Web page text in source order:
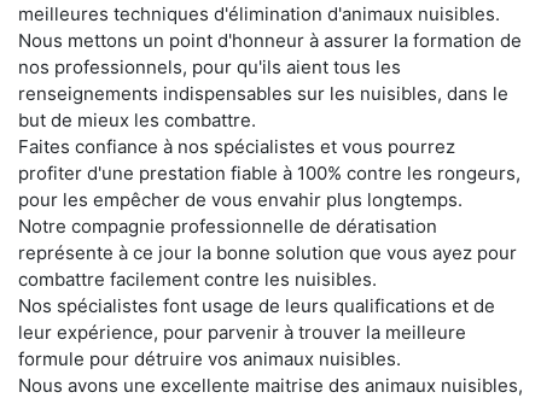
meilleures techniques d'élimination d'animaux nuisibles.
Nous mettons un point d'honneur à assurer la formation de
nos professionnels, pour qu'ils aient tous les
renseignements indispensables sur les nuisibles, dans le
but de mieux les combattre.
Faites confiance à nos spécialistes et vous pourrez
profiter d'une prestation fiable à 100% contre les rongeurs,
pour les empêcher de vous envahir plus longtemps.
Notre compagnie professionnelle de dératisation
représente à ce jour la bonne solution que vous ayez pour
combattre facilement contre les nuisibles.
Nos spécialistes font usage de leurs qualifications et de
leur expérience, pour parvenir à trouver la meilleure
formule pour détruire vos animaux nuisibles.
Nous avons une excellente maitrise des animaux nuisibles,